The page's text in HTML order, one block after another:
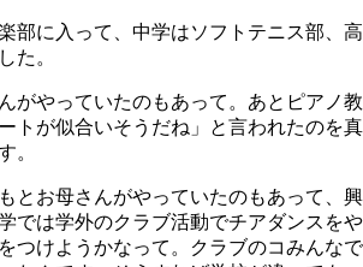
部に入って、中学はソフトテニス部、高
た。
がやっていたのもあって。あとピアノ教
トが似合いそうだね」と言われたのを真
。
とお母さんがやっていたのもあって、興
では学外のクラブ活動でチアダンスをや
つけようかなって。クラブのコみんなで